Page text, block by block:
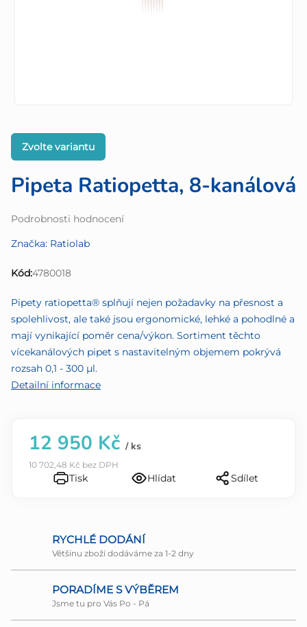
Pipeta Ratiopetta, 8-kanálová
Průměrné
produktu
0,0
hvězdiček.
Podrobnosti hodnocení
Značka: Ratiolab
Kód:4780018
Zvolte variantu
Pipety ratiopetta® splňují nejen požadavky na přesnost a
spolehlivost, ale také jsou ergonomické, lehké a pohodlné a
mají vynikající poměr cena/výkon. Sortiment těchto
vícekanálových pipet s nastavitelným objemem pokrývá
rozsah 0,1 - 300 µl.
Detailní informace
12 950 Kč / ks
10 702,48 Kč bez DPH
Tisk Hlídat Sdílet
RYCHLÉ DODÁNÍ
Většinu zboží dodáváme za 1-2 dny
PORADÍME S VÝBĚREM
Jsme tu pro Vás Po - Pá